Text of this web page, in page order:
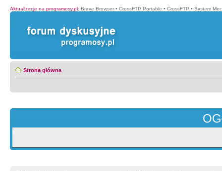
Aktualizacje na programosy.pl: Brave Browser • CrossFTP Portable • CrossFTP • System
Strona główna